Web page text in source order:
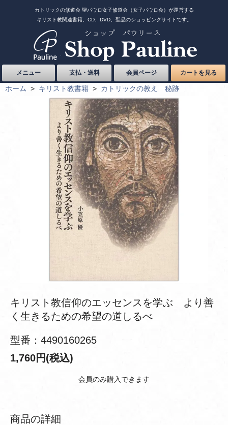
カトリックの修道会 聖パウロ女子修道会（女子パウロ会）が運営する
キリスト教関連書籍、CD、DVD、聖品のショッピングサイトです。
メニュー 支払・送料 会員ページ カートを見る
ホーム > キリスト教書籍 > カトリックの教え 秘跡
キリスト教信仰のエッセンスを学ぶ より善
く生きるための希望の道しるべ
型番：4490160265
1,760円(税込)
会員のみ購入できます
商品の詳細